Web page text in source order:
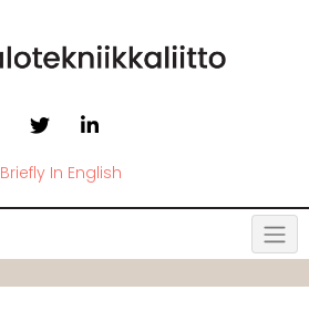
Briefly In English